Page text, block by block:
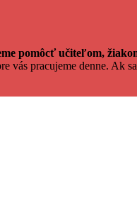
pomôcť učiteľom,
vás pracujeme denne. Ak